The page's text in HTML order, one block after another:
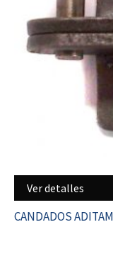
Ver detalles
CANDADOS